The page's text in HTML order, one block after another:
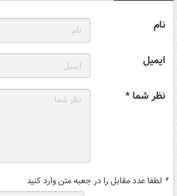
نام
ایمیل
نظر شما *
* لطفا عدد مقابل را در جعبه متن وارد کنید